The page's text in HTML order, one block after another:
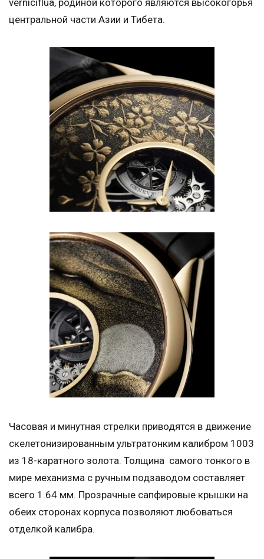
verniciflua, родиной которого являются высокогорья
центральной части Азии и Тибета.
Часовая и минутная стрелки приводятся в движение
скелетонизированным ультратонким калибром 1003
из 18-каратного золота. Толщина самого тонкого в
мире механизма с ручным подзаводом составляет
всего 1.64 мм. Прозрачные сапфировые крышки на
обеих сторонах корпуса позволяют любоваться
отделкой калибра.